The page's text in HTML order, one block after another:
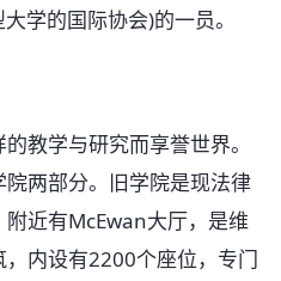
学的国际协会)的一员。
教学与研究而享誉世界。
两部分。旧学院是现法律
近有McEwan大厅，是维
内设有2200个座位，专门